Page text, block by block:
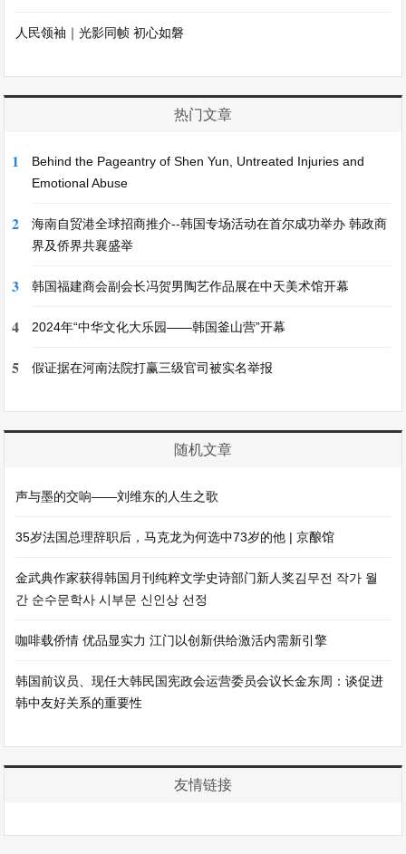
人民领袖｜光影同帧 初心如磐
热门文章
1
Behind the Pageantry of Shen Yun, Untreated Injuries and
Emotional Abuse
2
海南自贸港全球招商推介--韩国专场活动在首尔成功举办 韩政商
界及侨界共襄盛举
3 韩国福建商会副会长冯贺男陶艺作品展在中天美术馆开幕
4 2024年“中华文化大乐园——韩国釜山营”开幕
5 假证据在河南法院打赢三级官司被实名举报
随机文章
声与墨的交响——刘维东的人生之歌
35岁法国总理辞职后，马克龙为何选中73岁的他 | 京酿馆
金武典作家获得韩国月刊纯粹文学史诗部门新人奖김무전 작가 월
간 순수문학사 시부문 신인상 선정
咖啡载侨情 优品显实力 江门以创新供给激活内需新引擎
韩国前议员、现任大韩民国宪政会运营委员会议长金东周：谈促进
韩中友好关系的重要性
友情链接